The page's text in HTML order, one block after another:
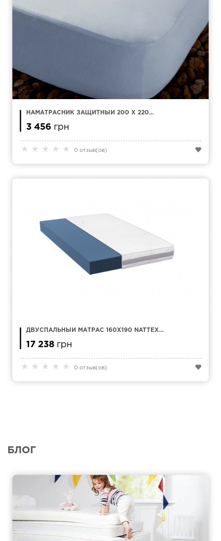
★ ★ ★ ★ ★ 0 отзыв(ов)
НАМАТРАСНИК ЗАЩИТНЫЙ 200 X 220
3 456 грн
★ ★ ★ ★ ★ 0 отзыв(ов)
ДВУСПАЛЬНЫЙ МАТРАС 160Х190 NATTEX
17 238 грн
БЛОГ